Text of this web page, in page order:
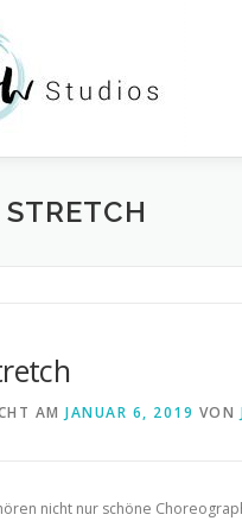
STUNDENPLAN
AM JANUAR 6, 2019 VON
nicht nur schöne